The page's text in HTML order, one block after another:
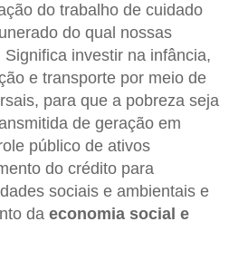
do trabalho de cuidado
do qual nossas
investir na infância,
e transporte por meio de
para que a pobreza seja
de geração em
público de ativos
do crédito para
sociais e ambientais e
da economia social e